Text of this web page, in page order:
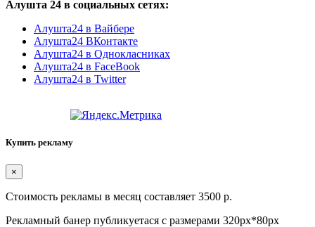
Алушта 24 в социальных сетях:
Алушта24 в Вайбере
Алушта24 ВКонтакте
Алушта24 в Однокласниках
Алушта24 в FaceBook
Алушта24 в Twitter
Купить рекламу
×
Стоимость рекламы в месяц составляет 3500 р.
Рекламный банер публикуетася с размерами 320px*80px